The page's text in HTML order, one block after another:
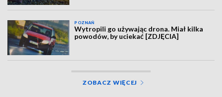
POZNAŃ
Wytropili go używając drona. Miał kilka
powodów, by uciekać [ZDJĘCIA]
ZOBACZ WIĘCEJ